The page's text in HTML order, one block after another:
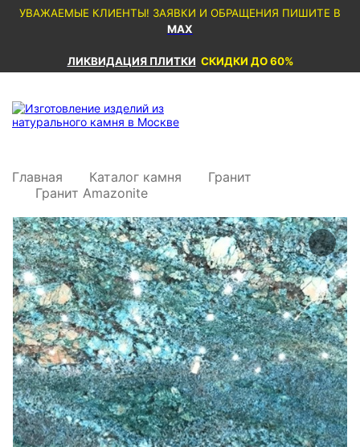
УВАЖАЕМЫЕ КЛИЕНТЫ! ЗАЯВКИ И ОБРАЩЕНИЯ ПИШИТЕ В
MAX
ЛИКВИДАЦИЯ ПЛИТКИ СКИДКИ ДО 60%
Главная Каталог камня
Гранит
Гранит Amazonite